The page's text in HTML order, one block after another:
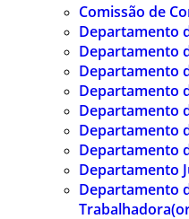
Comissão de
Departamento
Departamento
Departamento
Departamento
Departamento
Departamento
Departamento
Departamento
Departamento